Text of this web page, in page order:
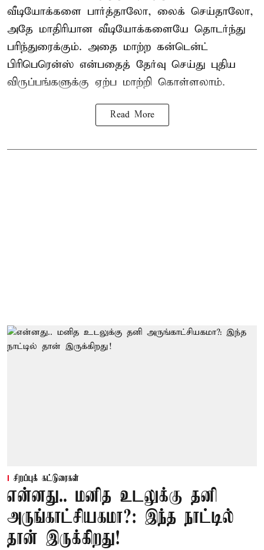
வீடியோக்களை பார்த்தாலோ, லைக் செய்தாலோ,
அதே மாதிரியான வீடியோக்களையே தொடர்ந்து
பரிந்துரைக்கும். அதை மாற்ற கன்டென்ட்
பிரிபெரென்ஸ் என்பதைத் தேர்வு செய்து புதிய
விருப்பங்களுக்கு ஏற்ப மாற்றி கொள்ளலாம்.
Read More
சிறப்புக் கட்டுரைகள்
என்னது.. மனித உடலுக்கு தனி
அருங்காட்சியகமா?: இந்த நாட்டில்
தான் இருக்கிறது!